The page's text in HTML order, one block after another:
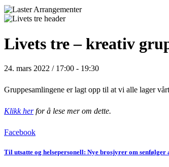
Livets tre – kreativ
24. mars 2022 / 17:00 - 19:30
Gruppesamlingene er lagt opp til at vi alle lager
Klikk herfor å lese mer om dette.
Facebook
Til utsatte og helsepersonell: Nye brosjyrer om senfølger